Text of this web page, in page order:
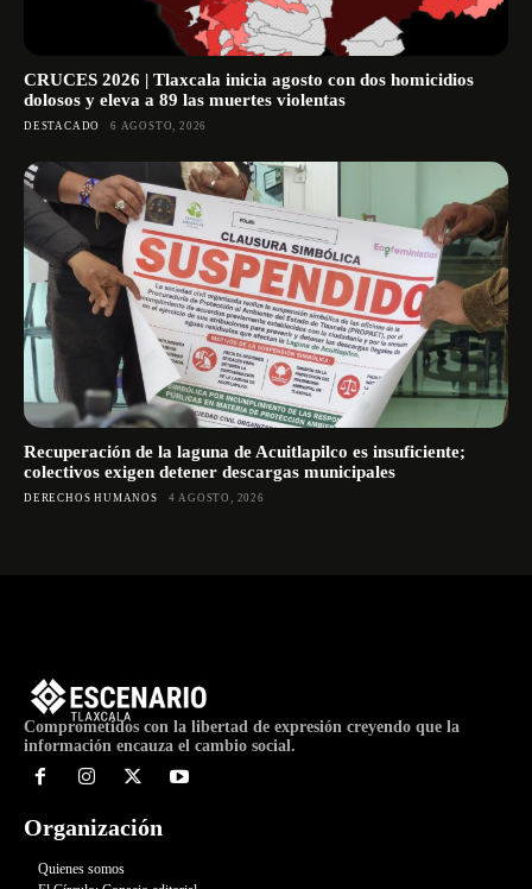
CRUCES 2026 | Tlaxcala inicia agosto con dos homicidios
dolosos y eleva a 89 las muertes violentas
DESTACADO 6 AGOSTO, 2026
Recuperación de la laguna de Acuitlapilco es insuficiente;
colectivos exigen detener descargas municipales
DERECHOS HUMANOS 4 AGOSTO, 2026
Comprometidos con la libertad de expresión creyendo que la
información encauza el cambio social.
Organización
Quienes somos